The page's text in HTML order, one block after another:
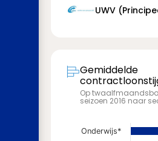
UWV
Gemiddelde
Op
seizoen 2016 naar
Onderwijs*